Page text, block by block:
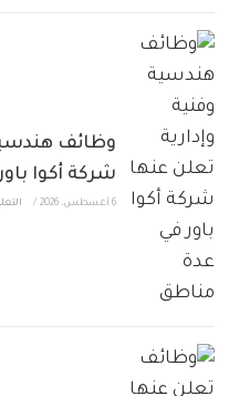
وظائف
شركة أكوا
6 أغسطس، 2026 /